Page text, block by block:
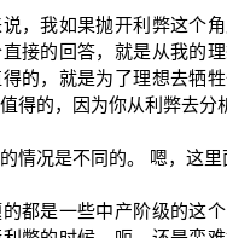
，我如果抛开利弊这个
接的回答，就是从我的理
的，就是为了理想去牺
得的，因为你从利弊去分
情况是不同的。 嗯，这里
都是一些中产阶级的这